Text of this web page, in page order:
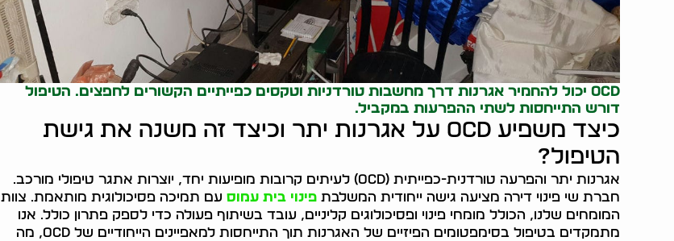
OCD יכול להחמיר אגרנות דרך מחשבות טורדניות וטקסים כפייתיים הקשורים לחפצים. הטיפול
דורש התייחסות לשתי ההפרעות במקביל.
כיצד משפיע OCD על אגרנות יתר וכיצד זה משנה את גישת
הטיפול?
אגרנות יתר והפרעה טורדנית-כפייתית (OCD) לעיתים קרובות מופיעות יחד, יוצרות אתגר טיפולי מורכב.
חברת שי פינוי דירה מציעה גישה ייחודית המשלבתפינוי בית עמוס עם תמיכה פסיכולוגית מותאמת. צוות
המומחים שלנו, הכולל מומחי פינוי ופסיכולוגים קליניים, עובד בשיתוף פעולה כדי לספק פתרון כולל. אנו
מתמקדים בטיפול בסימפטומים הפיזיים של האגרנות תוך התייחסות למאפיינים הייחודיים של OCD, מה